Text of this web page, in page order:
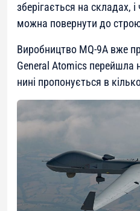
зберігається на складах,
можна повернути до
Виробництво MQ-9A вже
General Atomics перейшла
нині пропонується в